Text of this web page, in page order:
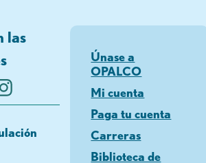
las
Únase a
OPALCO
Mi cuenta
Paga tu cuenta
Carreras
Biblioteca de